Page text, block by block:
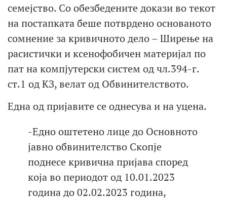
семејство. Со обезбедените докази во текот
на постапката беше потврдено основаното
сомнение за кривичното дело – Ширење на
расистички и ксенофобичен материјал по
пат на компјутерски систем од чл.394-г.
ст.1 од КЗ, велат од Обвинителството.
Една од пријавите се однесува и на уцена.
-Едно оштетено лице до Основното
јавно обвинителство Скопје
поднесе кривична пријава според
која во периодот од 10.01.2023
година до 02.02.2023 година,